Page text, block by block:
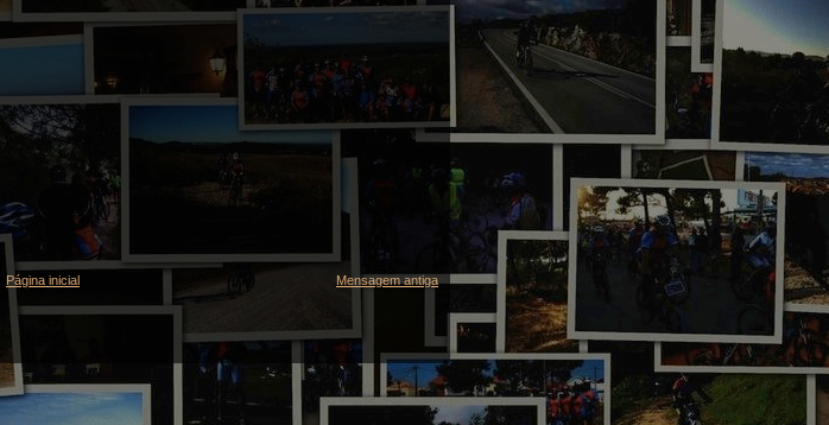
Mensagem antiga
Página inicial